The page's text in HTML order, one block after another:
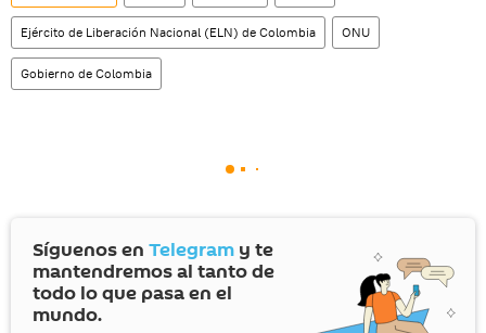
Ejército de Liberación Nacional (ELN) de Colombia ONU
Gobierno de Colombia
Síguenos en Telegram y te
mantendremos al tanto de
todo lo que pasa en el
mundo.